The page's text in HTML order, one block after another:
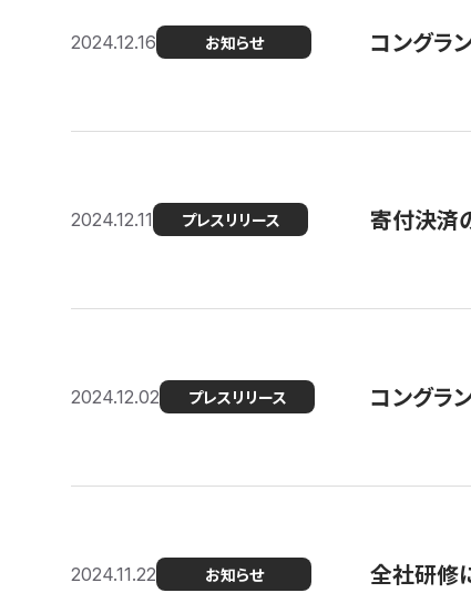
2024.12.16 お知らせ コングラ
2024.12.11 プレスリリース 寄付決済
2024.12.02 プレスリリース コングラ
2024.11.22 お知らせ 全社研修